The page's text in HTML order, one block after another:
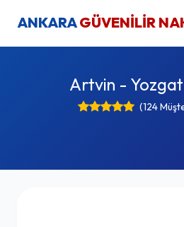
ANKARAGÜVENİLİR
Artvin -
(124